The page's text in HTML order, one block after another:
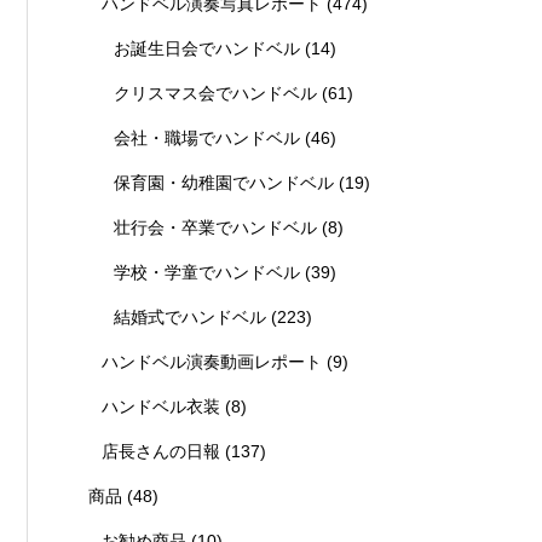
お誕生日会でハンドベル (14)
クリスマス会でハンドベル (61)
会社・職場でハンドベル (46)
保育園・幼稚園でハンドベル (19)
壮行会・卒業でハンドベル (8)
学校・学童でハンドベル (39)
結婚式でハンドベル (223)
ハンドベル演奏動画レポート (9)
ハンドベル衣装 (8)
店長さんの日報 (137)
商品 (48)